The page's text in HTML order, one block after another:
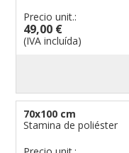
Precio unit.:
49,00 €
(IVA incluída)
70x100 cm
Stamina de poliéster